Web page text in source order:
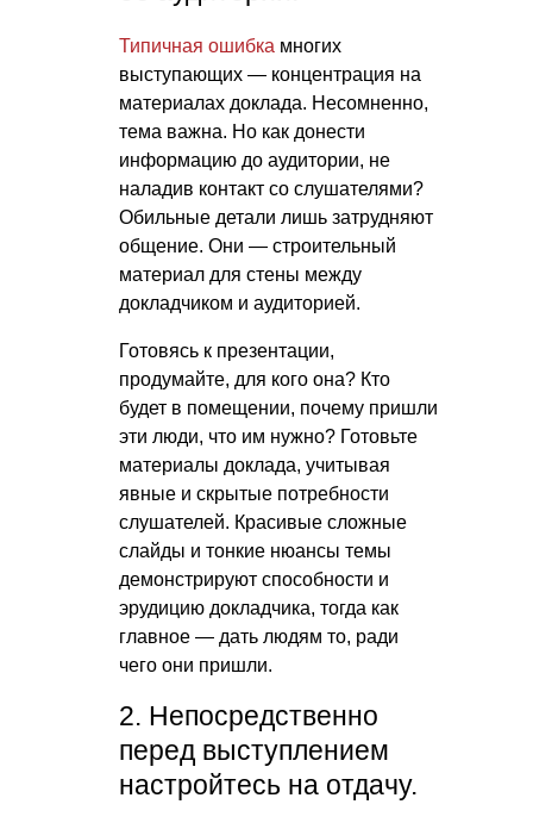
Типичная ошибка многих
выступающих — концентрация на
материалах доклада. Несомненно,
тема важна. Но как донести
информацию до аудитории, не
наладив контакт со слушателями?
Обильные детали лишь затрудняют
общение. Они — строительный
материал для стены между
докладчиком и аудиторией.
Готовясь к презентации,
продумайте, для кого она? Кто
будет в помещении, почему пришли
эти люди, что им нужно? Готовьте
материалы доклада, учитывая
явные и скрытые потребности
слушателей. Красивые сложные
слайды и тонкие нюансы темы
демонстрируют способности и
эрудицию докладчика, тогда как
главное — дать людям то, ради
чего они пришли.
2. Непосредственно
перед выступлением
настройтесь на отдачу.